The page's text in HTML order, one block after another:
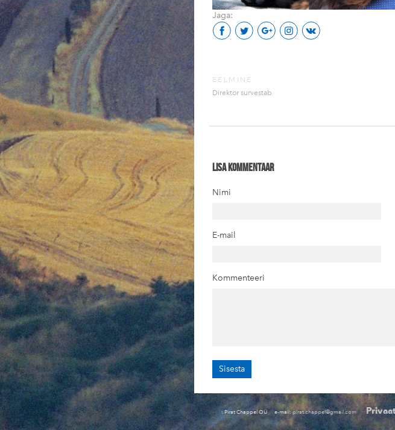
Jaga:
EELMINE
Direktor survestab
Lisa kommentaar
Nimi
E-mail
Kommenteeri
tPirat Chappel OÜe-mail:pirat.chappel@gmail.com